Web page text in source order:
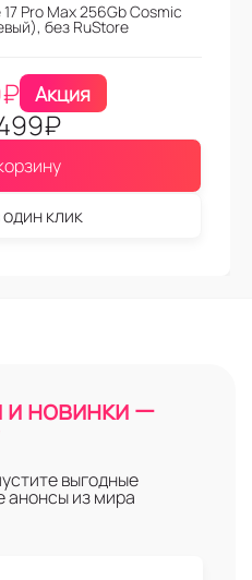
Pro Max 256Gb Cosmic
без RuStore
₽ Акция
₽
один клик
и новинки —
выгодные
анонсы из мира